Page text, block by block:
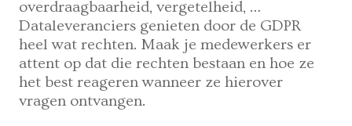
overdraagbaarheid, vergetelheid, …
Dataleveranciers genieten door de GDPR
heel wat rechten. Maak je medewerkers er
attent op dat die rechten bestaan en hoe ze
het best reageren wanneer ze hierover
vragen ontvangen.